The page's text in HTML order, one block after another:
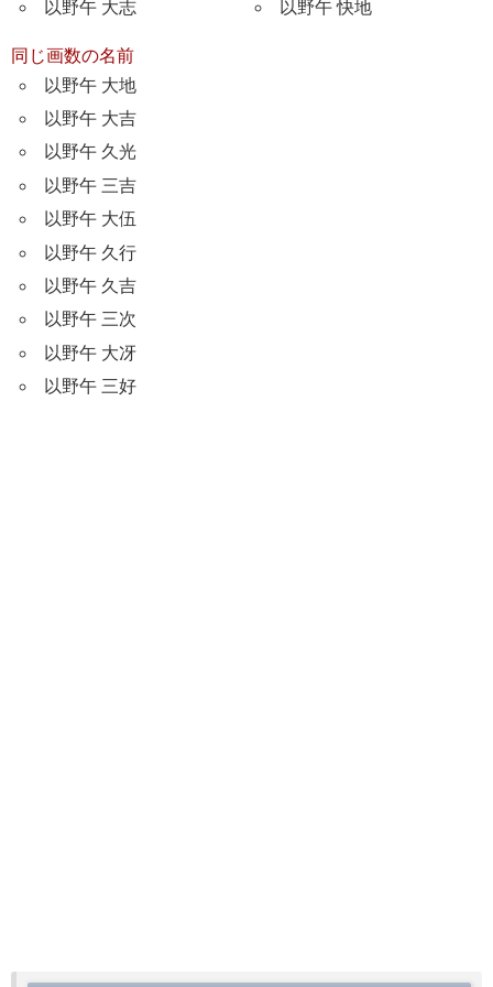
以野午 大志 以野午 快地
同じ画数の名前
以野午 大地
以野午 大吉
以野午 久光
以野午 三吉
以野午 大伍
以野午 久行
以野午 久吉
以野午 三次
以野午 大冴
以野午 三好